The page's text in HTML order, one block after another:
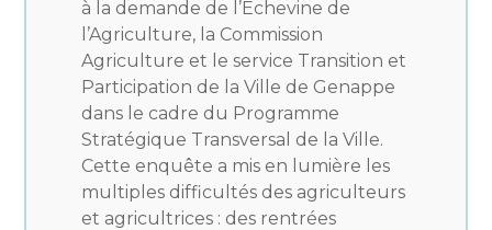
à la demande de l’Échevine de
l’Agriculture, la Commission
Agriculture et le service Transition et
Participation de la Ville de Genappe
dans le cadre du Programme
Stratégique Transversal de la Ville.
Cette enquête a mis en lumière les
multiples difficultés des agriculteurs
et agricultrices : des rentrées